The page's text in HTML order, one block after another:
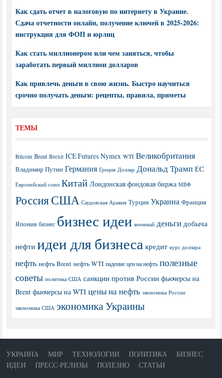
Как сдать отчет в налоговую по интернету в Украине.
Сдача отчетности онлайн, получение ключей в 2025-2026:
инструкция для ФОП и юрлиц
Как стать миллионером или чем заняться, чтобы
заработать первый миллион долларов
Как привлечь деньги в свою жизнь. Быстро научиться
срочно получать деньги: рецепты, правила, приметы
ТЕМЫ
Bitcoin Brent Brexit ICE Futures Nymex WTI Великобритания
Владимир Путин Германия Греция Доллар Дональд Трамп ЕС
Европейский союз Китай Лондонская фондовая биржа МВФ
РоссияСША Саудовская Аравия Турция Украина Франция
Япония бизнес бизнес идеи военный деньги добыча
нефти идеи для бизнеса кредит курс доллара
нефть нефть Brent нефть WTI падение цен на нефть полезные
советы политика США санкции против России фьючерсы на
Brent фьючерсы на WTI цены на нефть экономика России
экономика США экономика Украины
УКРАИНА МИР ТЕХНОЛОГИИ ПОЛИТИКА
БИЗНЕС
ИДЕИ
ПРЕСС-РЕЛИЗЫ ПОЛЕЗНО СТАТЬИ